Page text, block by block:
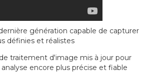
génération capable de capturer
définies et réalistes
traitement d'image mis à jour pour
encore plus précise et fiable